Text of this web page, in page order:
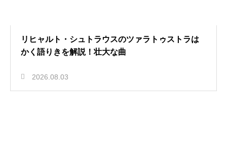
リヒャルト・シュトラウスのツァラトゥストラは
かく語りきを解説！壮大な曲
2026.08.03